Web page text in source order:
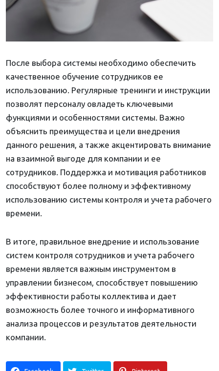
После выбора системы необходимо обеспечить
качественное обучение сотрудников ее
использованию. Регулярные тренинги и инструкции
позволят персоналу овладеть ключевыми
функциями и особенностями системы. Важно
объяснить преимущества и цели внедрения
данного решения, а также акцентировать внимание
на взаимной выгоде для компании и ее
сотрудников. Поддержка и мотивация работников
способствуют более полному и эффективному
использованию системы контроля и учета рабочего
времени.
В итоге, правильное внедрение и использование
систем контроля сотрудников и учета рабочего
времени является важным инструментом в
управлении бизнесом, способствует повышению
эффективности работы коллектива и дает
возможность более точного и информативного
анализа процессов и результатов деятельности
компании.